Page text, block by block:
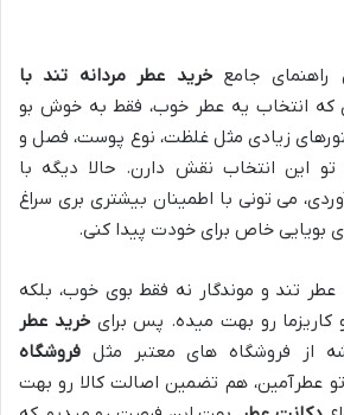
راهنمای جامعخرید عطر مردانه تند با
که انتخاب یه عطر خوب، فقط به خوش بو
زیادی مثل غلظت، نوع پوست، فصل و
این انتخاب نقش دارن. حالا دیگه با
می تونی با اطمینان بیشتری بری سراغ
بویایی خاص برای خودت پیدا کنی.
تند و موندگار نه فقط بوی خوب، بلکه
رو بهت میده. پس برایخرید عطر
از فروشگاه های معتبر مثل فروشگاه
عطرآمین، هم تضمین اصالت کالا رو بهت